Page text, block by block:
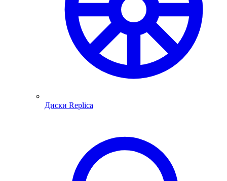
Диски Replica